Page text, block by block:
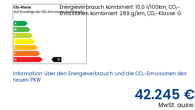
Energieverbrauch kombiniert: 10,0 l/100km, CO₂-
Emissionen kombiniert: 289 g/km, CO₂-Klasse: G
Information über den Energieverbrauch und die CO₂-Emissionen des
neuen PKW
42.245 €
MwSt. ausw.